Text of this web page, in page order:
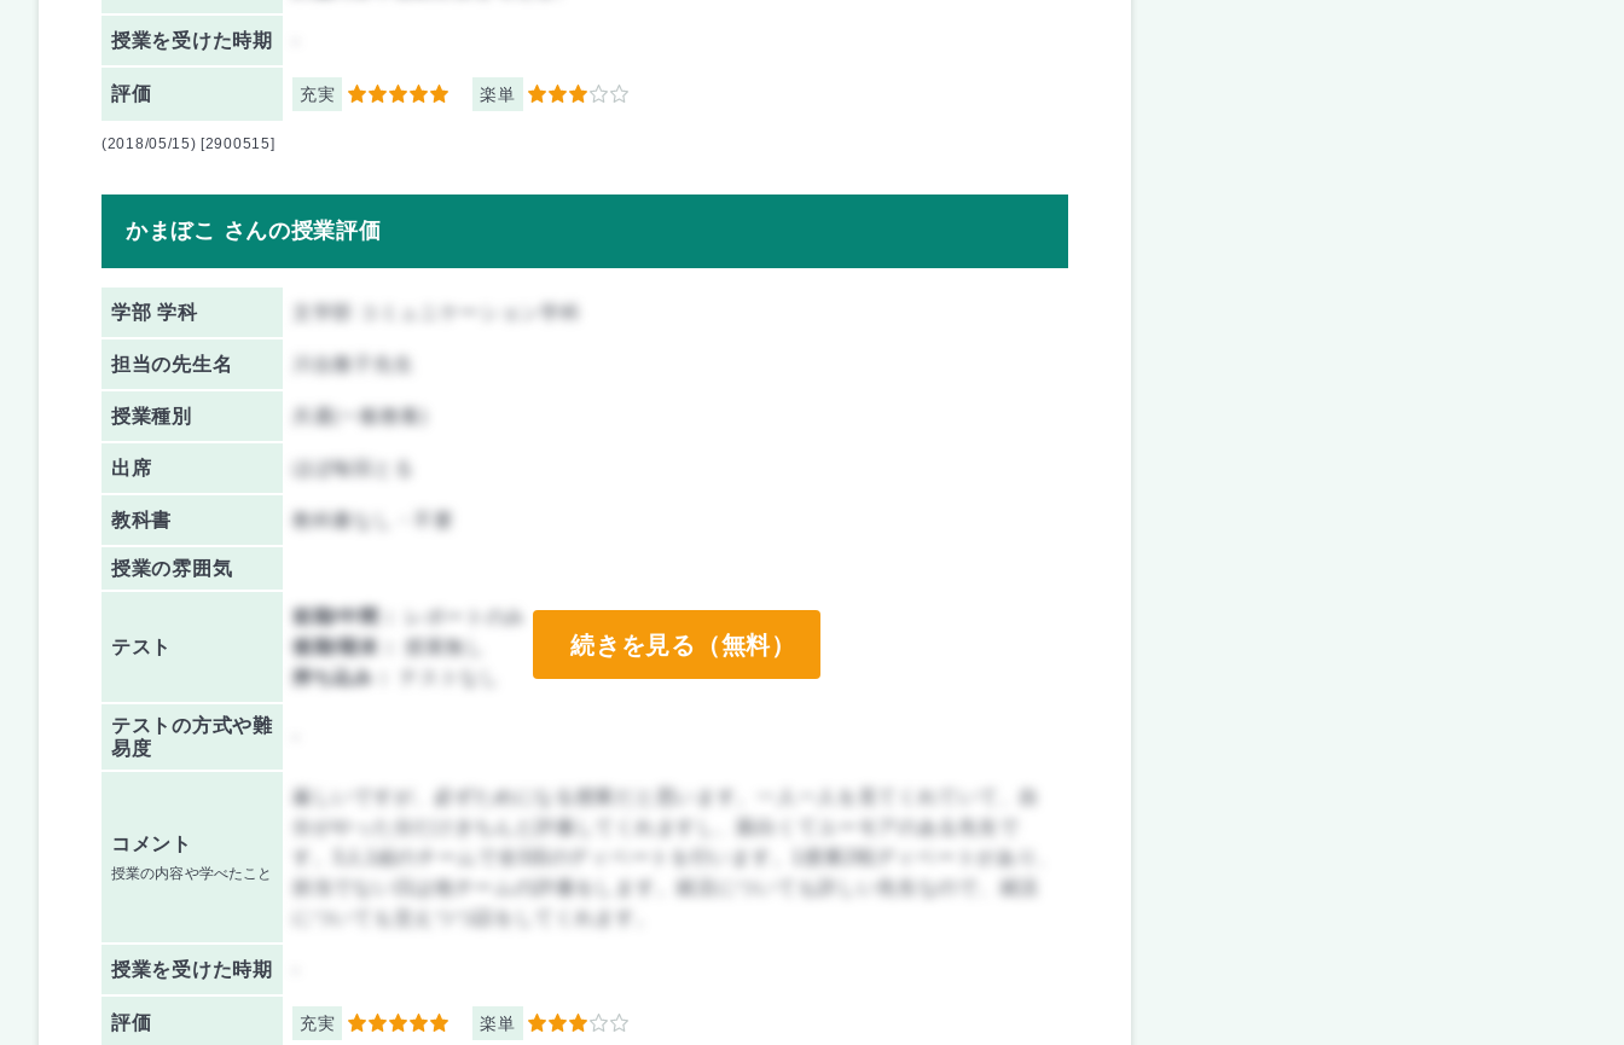
授業を受けた時期
評価 充実 5 楽単 3
(2018/05/15) [2900515]
かまぼこ さんの授業評価
学部 学科
担当の先生名 川合雅子先生
授業種別 共通(一般教養)
出席 ほぼ毎回とる
教科書 教科書なし・不要
授業の雰囲気
テスト
前期/中間：
レポートのみ
後期/期末：
授業無し
持ち込み：
テストの方式や難
易度
コメント
授業の内容や学べたこと
厳しいですが、必ずためになる授業だと思います。一人一人を見てくれていて、自
分がやった分だけきちんと評価してくれますし、面白くてユーモアのある先生で
す。3人1組のチームで全3回のディベートを行います。1授業2戦ディベートがあり、
担当でない日は他チームの評価をします。就活についても詳しい先生なので、就活
授業を受けた時期
評価 充実 5 楽単 3
続きを見る（無料）